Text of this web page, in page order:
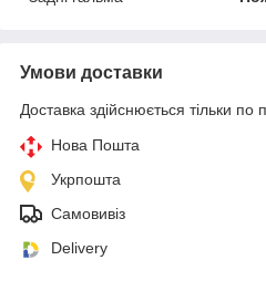
Умови доставки
Доставка здійснюється тільки по
Нова Пошта
Укрпошта
Самовивіз
Delivery